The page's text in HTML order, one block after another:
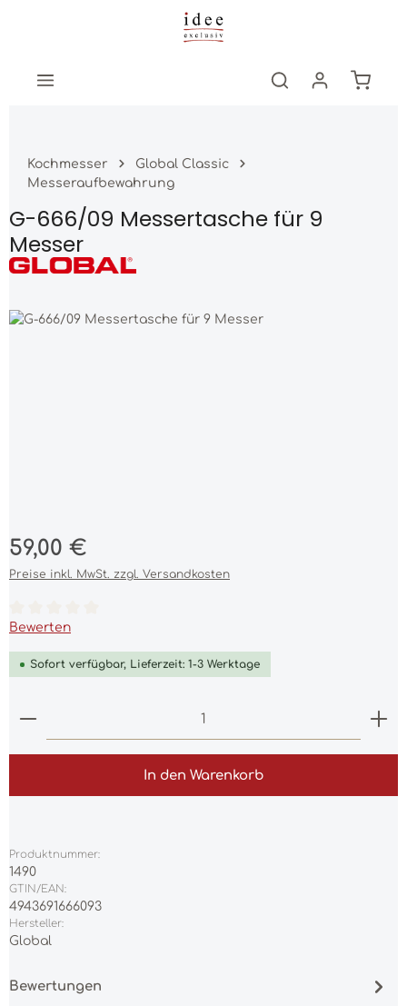
Zum Hauptinhalt springen
Kochmesser
Global Classic
Messeraufbewahrung
G-666/09 Messertasche für 9
Messer
Bildergalerie überspringen
Regulärer Preis:
59,00 €
Preise inkl. MwSt. zzgl. Versandkosten
Durchschnittliche Bewertung von 0 von 5 Sternen
Bewerten
Sofort verfügbar, Lieferzeit: 1-3 Werktage
Produkt Anzahl: Gib den gewünschten Wert
In den Warenkorb
Produktnummer:
1490
GTIN/EAN:
4943691666093
Hersteller:
Global
Bewertungen